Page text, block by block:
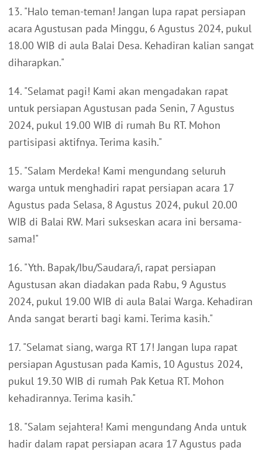
13. "Halo teman-teman! Jangan lupa rapat persiapan
acara Agustusan pada Minggu, 6 Agustus 2024, pukul
18.00 WIB di aula Balai Desa. Kehadiran kalian sangat
diharapkan."
14. "Selamat pagi! Kami akan mengadakan rapat
untuk persiapan Agustusan pada Senin, 7 Agustus
2024, pukul 19.00 WIB di rumah Bu RT. Mohon
partisipasi aktifnya. Terima kasih."
15. "Salam Merdeka! Kami mengundang seluruh
warga untuk menghadiri rapat persiapan acara 17
Agustus pada Selasa, 8 Agustus 2024, pukul 20.00
WIB di Balai RW. Mari sukseskan acara ini bersama-
sama!"
16. "Yth. Bapak/Ibu/Saudara/i, rapat persiapan
Agustusan akan diadakan pada Rabu, 9 Agustus
2024, pukul 19.00 WIB di aula Balai Warga. Kehadiran
Anda sangat berarti bagi kami. Terima kasih."
17. "Selamat siang, warga RT 17! Jangan lupa rapat
persiapan Agustusan pada Kamis, 10 Agustus 2024,
pukul 19.30 WIB di rumah Pak Ketua RT. Mohon
kehadirannya. Terima kasih."
18. "Salam sejahtera! Kami mengundang Anda untuk
hadir dalam rapat persiapan acara 17 Agustus pada